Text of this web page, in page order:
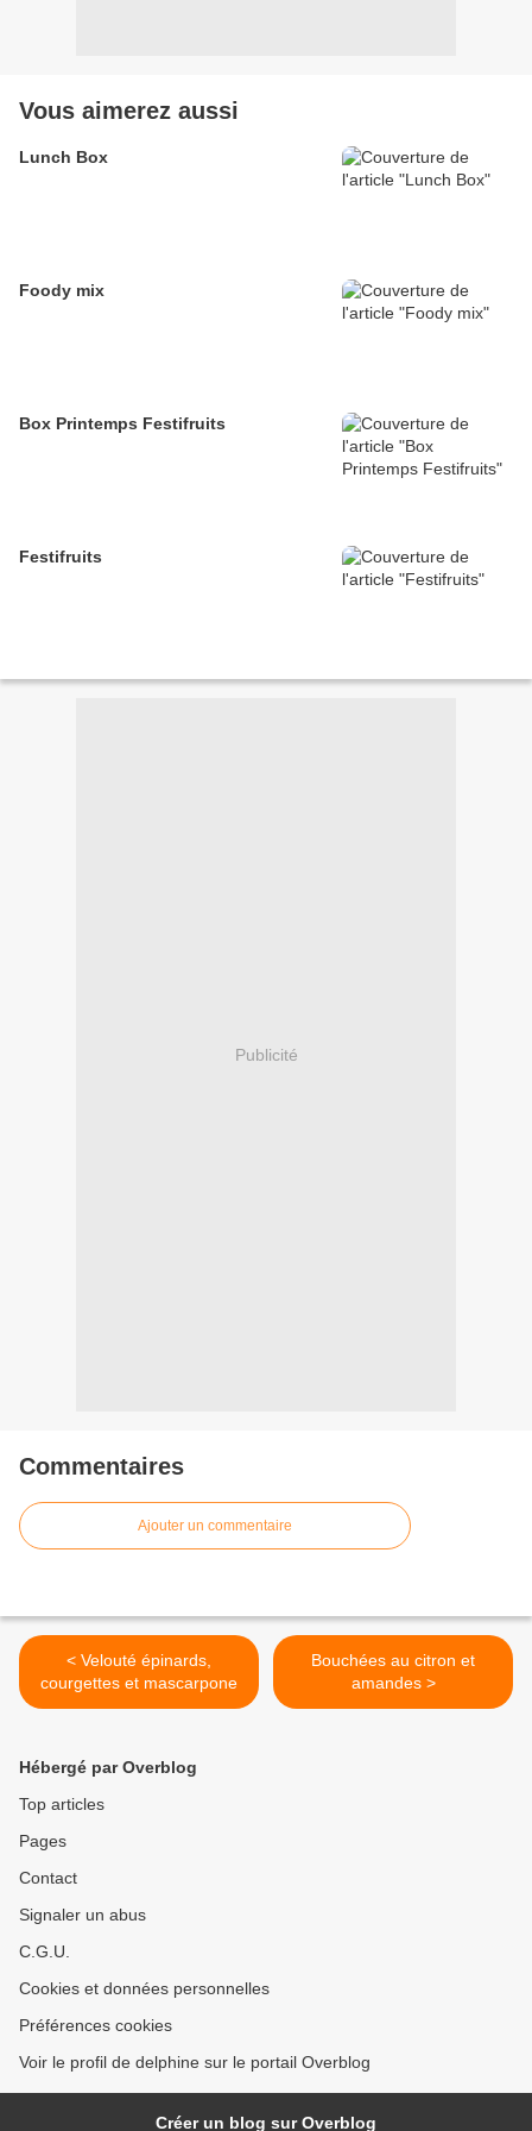
Vous aimerez aussi
Lunch Box
Foody mix
Box Printemps Festifruits
Festifruits
Publicité
Commentaires
Ajouter un commentaire
< Velouté épinards,
courgettes et mascarpone
Bouchées au citron et
amandes >
Hébergé par Overblog
Top articles
Pages
Contact
Signaler un abus
C.G.U.
Cookies et données personnelles
Préférences cookies
Voir le profil de delphine sur le portail Overblog
Créer un blog sur Overblog